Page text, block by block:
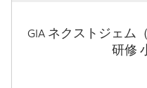
GIA ネクストジェム
研修